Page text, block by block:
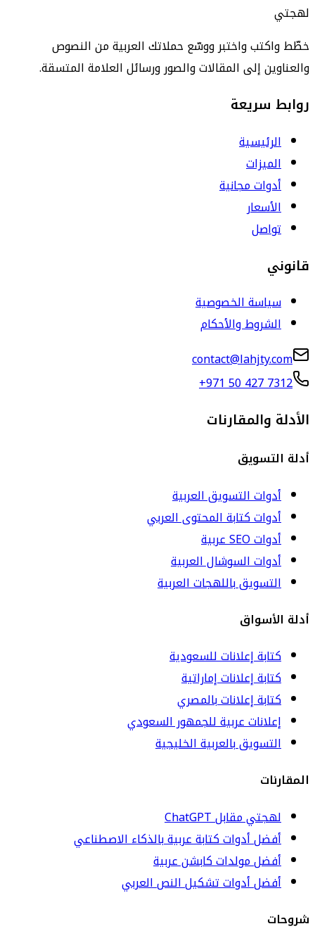
لهجتي
خطّط واكتب واختبر ووسّع حملاتك العربية من النصوص
والعناوين إلى المقالات والصور ورسائل العلامة المتسقة.
روابط سريعة
الرئيسية
الميزات
أدوات مجانية
الأسعار
تواصل
قانوني
سياسة الخصوصية
الشروط والأحكام
contact@lahjty.com
+971 50 427 7312
الأدلة والمقارنات
أدلة التسويق
أدوات التسويق العربية
أدوات كتابة المحتوى العربي
أدوات SEO عربية
أدوات السوشال العربية
التسويق باللهجات العربية
أدلة الأسواق
كتابة إعلانات للسعودية
كتابة إعلانات إماراتية
كتابة إعلانات بالمصري
إعلانات عربية للجمهور السعودي
التسويق بالعربية الخليجية
المقارنات
لهجتي مقابل ChatGPT
أفضل أدوات كتابة عربية بالذكاء الاصطناعي
أفضل مولدات كابشن عربية
أفضل أدوات تشكيل النص العربي
شروحات